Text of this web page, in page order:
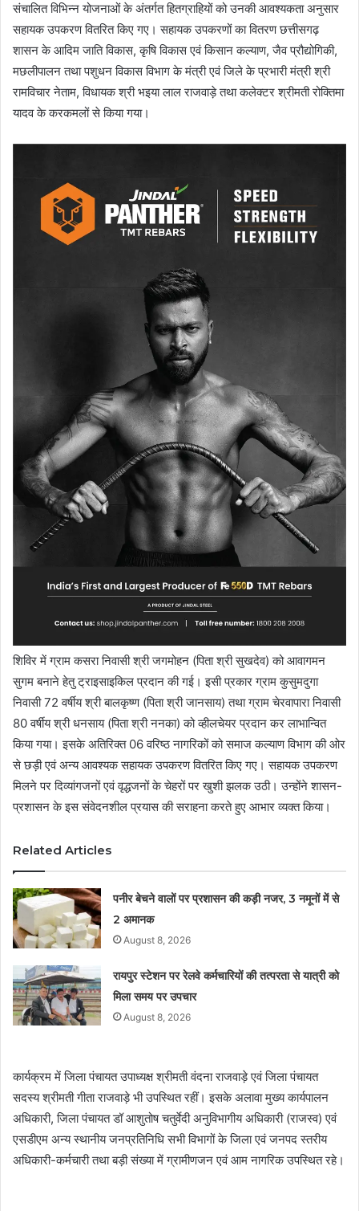
संचालित विभिन्न योजनाओं के अंतर्गत हितग्राहियों को उनकी आवश्यकता अनुसार
सहायक उपकरण वितरित किए गए। सहायक उपकरणों का वितरण छत्तीसगढ़
शासन के आदिम जाति विकास, कृषि विकास एवं किसान कल्याण, जैव प्रौद्योगिकी,
मछलीपालन तथा पशुधन विकास विभाग के मंत्री एवं जिले के प्रभारी मंत्री श्री
रामविचार नेताम, विधायक श्री भइया लाल राजवाड़े तथा कलेक्टर श्रीमती रोक्तिमा
यादव के करकमलों से किया गया।
शिविर में ग्राम कसरा निवासी श्री जगमोहन (पिता श्री सुखदेव) को आवागमन
सुगम बनाने हेतु ट्राइसाइकिल प्रदान की गई। इसी प्रकार ग्राम कुसुमदुगा
निवासी 72 वर्षीय श्री बालकृष्ण (पिता श्री जानसाय) तथा ग्राम चेरवापारा निवासी
80 वर्षीय श्री धनसाय (पिता श्री ननका) को व्हीलचेयर प्रदान कर लाभान्वित
किया गया। इसके अतिरिक्त 06 वरिष्ठ नागरिकों को समाज कल्याण विभाग की ओर
से छड़ी एवं अन्य आवश्यक सहायक उपकरण वितरित किए गए। सहायक उपकरण
मिलने पर दिव्यांगजनों एवं वृद्धजनों के चेहरों पर खुशी झलक उठी। उन्होंने शासन-
प्रशासन के इस संवेदनशील प्रयास की सराहना करते हुए आभार व्यक्त किया।
Related Articles
पनीर बेचने वालों पर प्रशासन की कड़ी नजर, 3 नमूनों में से
2 अमानक
August 8, 2026
रायपुर स्टेशन पर रेलवे कर्मचारियों की तत्परता से यात्री को
मिला समय पर उपचार
August 8, 2026
कार्यक्रम में जिला पंचायत उपाध्यक्ष श्रीमती वंदना राजवाड़े एवं जिला पंचायत
सदस्य श्रीमती गीता राजवाड़े भी उपस्थित रहीं। इसके अलावा मुख्य कार्यपालन
अधिकारी, जिला पंचायत डॉ आशुतोष चतुर्वेदी अनुविभागीय अधिकारी (राजस्व) एवं
एसडीएम अन्य स्थानीय जनप्रतिनिधि सभी विभागों के जिला एवं जनपद स्तरीय
अधिकारी-कर्मचारी तथा बड़ी संख्या में ग्रामीणजन एवं आम नागरिक उपस्थित रहे।